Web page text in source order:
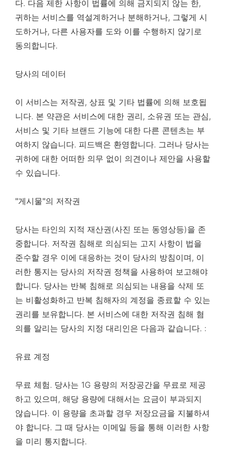
다. 다음 제한 사항이 법률에 의해 금지되지 않는 한,
귀하는 서비스를 역설계하거나 분해하거나, 그렇게 시
도하거나, 다른 사용자를 도와 이를 수행하지 않기로
동의합니다.
당사의 데이터
이 서비스는 저작권, 상표 및 기타 법률에 의해 보호됩
니다. 본 약관은 서비스에 대한 권리, 소유권 또는 관심,
서비스 및 기타 브랜드 기능에 대한 다른 콘텐츠는 부
여하지 않습니다. 피드백은 환영합니다. 그러나 당사는
귀하에 대한 어떠한 의무 없이 의견이나 제안을 사용할
수 있습니다.
"게시물"의 저작권
당사는 타인의 지적 재산권(사진 또는 동영상등)을 존
중합니다. 저작권 침해로 의심되는 고지 사항이 법을
준수할 경우 이에 대응하는 것이 당사의 방침이며, 이
러한 통지는 당사의 저작권 정책을 사용하여 보고해야
합니다. 당사는 반복 침해로 의심되는 내용을 삭제 또
는 비활성화하고 반복 침해자의 계정을 종료할 수 있는
권리를 보유합니다. 본 서비스에 대한 저작권 침해 혐
의를 알리는 당사의 지정 대리인은 다음과 같습니다. :
유료 계정
무료 체험. 당사는 1G 용량의 저장공간을 무료로 제공
하고 있으며, 해당 용량에 대해서는 요금이 부과되지
않습니다. 이 용량을 초과할 경우 저장요금을 지불하셔
야 합니다. 그 때 당사는 이메일 등을 통해 이러한 사항
을 미리 통지합니다.